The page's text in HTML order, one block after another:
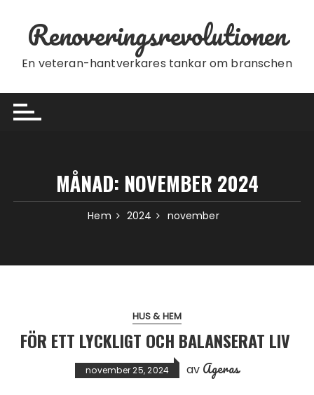
Renoveringsrevolutionen
En veteran-hantverkares tankar om branschen
MÅNAD: NOVEMBER 2024
Hem 2024 november
HUS & HEM
FÖR ETT LYCKLIGT OCH BALANSERAT LIV
november 25, 2024 av Ageras